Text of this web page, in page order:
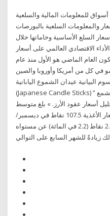
للمعلومات المالية والسلعية
والمعلومات السلعية بالبورصات
السلع الأساسية وخاماتها خلال
الاقتصادي العالمي على أسعار
العام الماضي هو الأول منذ عام
في كل من أمريكا وأوروبا والصين
البيانية عيدان الشموع اليابانية
(Japanese Candle Sticks) وكان يشار إليها غالبا باسم “عيدان الشمع ”
أسعار عقود الأرز. » بلغ متوسط
مؤشر منظمة الأغذية والزراعة لأسعار الأغذية 107.5 نقاط في ديسمبر/
كانون الأول 2020، أي بزيادة قدرها 2.3 نقاط (2.2 في المائة) عن مستواه